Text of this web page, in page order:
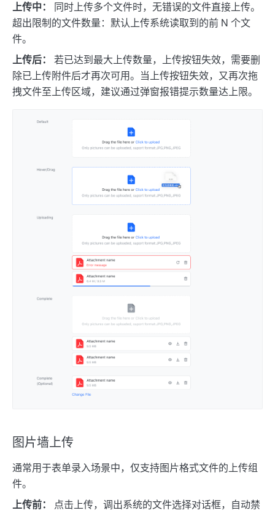
上传中：
同时上传多个文件时，无错误的文件直接上传。
超出限制的文件数量：默认上传系统读取到的前 N 个文
件。
上传后：
若已达到最大上传数量，上传按钮失效，需要删
除已上传附件后才再次可用。当上传按钮失效，又再次拖
拽文件至上传区域，建议通过弹窗报错提示数量达上限。
图片墙上传
通常用于表单录入场景中，仅支持图片格式文件的上传组
件。
上传前：
点击上传，调出系统的文件选择对话框，自动禁